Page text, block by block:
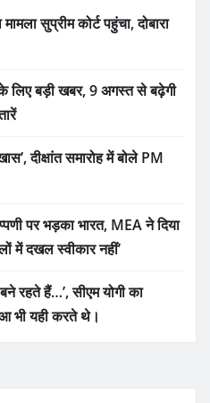
सुप्रीम कोर्ट पहुंचा, दोबारा
लिए बड़ी खबर, 9 अगस्त से बढ़ेगी
दीक्षांत समारोह में बोले PM
पर भड़का भारत, MEA ने दिया
में दखल स्वीकार नहीं’
रहते हैं…’, सीएम योगी का
भी यही करते थे।